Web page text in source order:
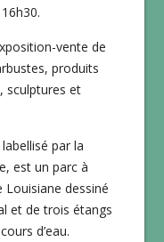
vente de
produits
sculptures et
par la
est un parc à
Louisiane dessiné
et de trois étangs
d’eau.